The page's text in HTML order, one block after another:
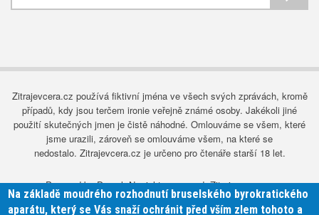
Zitrajevcera.cz používá fiktivní jména ve všech svých zprávách, kromě
případů, kdy jsou terčem ironie veřejně známé osoby. Jakékoli jiné
použití skutečných jmen je čistě náhodné. Omlouváme se všem, které
jsme urazili, zároveň se omlouváme všem, na které se
nedostalo. Zitrajevcera.cz je určeno pro čtenáře starší 18 let.
Powered by Drupal. No rights reserved, Zitrajevcera.cz.
Na základě moudrého rozhodnutí bruselského byrokratického
aparátu, který se Vás snaží ochránit před vším zlem tohoto a